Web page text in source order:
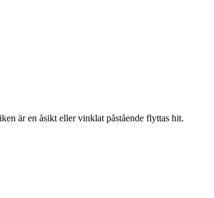
är en åsikt eller vinklat påstående flyttas hit.